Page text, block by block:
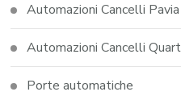
Automazioni Cancelli Pavia
Automazioni Cancelli
Porte automatiche